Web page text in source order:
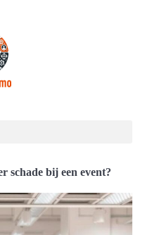
schade bij een event?